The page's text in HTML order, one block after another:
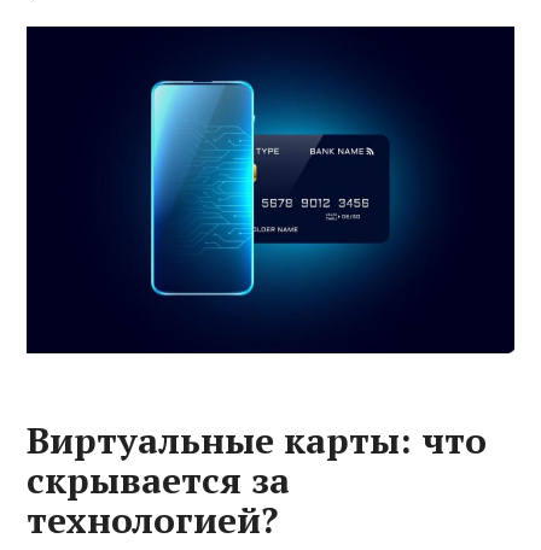
Виртуальные карты: что
скрывается за
технологией?